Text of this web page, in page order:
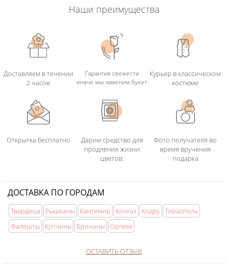
Наши преимущества
Доставляем в течении
2 часов
Гарантия свежести
иначе мы заменим букет
Курьер в классическом
костюме
Открытка бесплатно
Дарим средство для
продления жизни
цветов.
Фото получателя во
время вручения
подарка
ДОСТАВКА ПО ГОРОДАМ
Твардица Рышканы Кантемир Конгаз Кодру Тирасполь
Фалешты
Купчинь Бричаны Оргеев
ОСТАВИТЬ ОТЗЫВ